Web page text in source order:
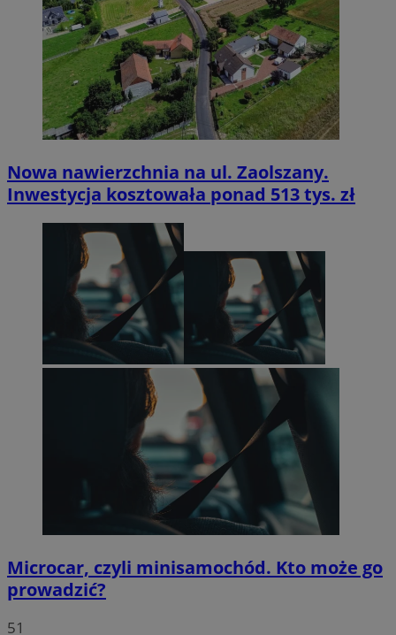
Nowa nawierzchnia na ul. Zaolszany.
Inwestycja kosztowała ponad 513 tys. zł
Microcar, czyli minisamochód. Kto może go
prowadzić?
51